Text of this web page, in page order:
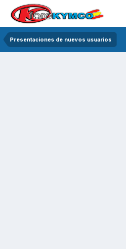
Presentaciones de nuevos usuarios